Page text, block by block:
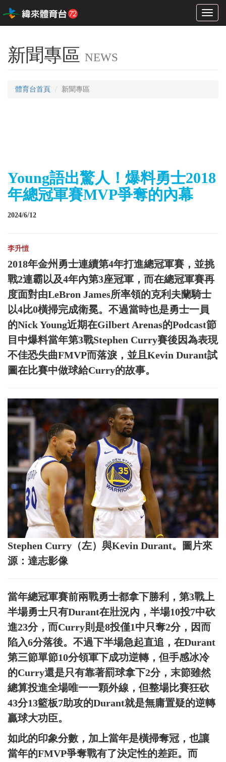
Toggle
新聞專區 NEWS
體育台首頁 新聞專區
Young語出驚人！爆料勇士2018
年總冠軍賽MVP爭奪的內幕
2024/6/12
李升愷
2018年金州勇士連續第4年打進總冠軍賽，並挑
戰2連霸以及4年內第3座冠軍，而在總冠軍賽再
度面對由LeBron James所率領的克利夫蘭騎士
以4比0橫掃完成衛冕。不過當時也是勇士一員
的Nick Young近期在Gilbert Arenas的Podcast節
目中爆料當年第3戰Stephen Curry賽後因為表現
不佳恐失曲FMVP而落淚，並且Kevin Durant試
圖在比賽中做球給Curry的故事。
Stephen Curry（左）與Kevin Durant。圖片來
源：達志影像
當年總冠軍賽前兩戰勇士都拿下勝利，第3戰上
半場勇士只有Durant在壯況內，半場10投7中砍
進23分，而Curry則是8投僅1中只奪2分，因而
陷入6分落後。不過下半場急起直追，在Durant
第三節單節10分領軍下成功逆轉，但手感冰冷
的Curry還是只有靠著罰球拿下2分，末節雖然
總算投進全場唯一一顆外線，但整場比賽狂砍
43分13籃板7助攻的Durant就是無庸置疑的逆轉
贏球大功臣。
如此的印象分數，加上當年是橫掃奪冠，也讓
當年的FMVP爭奪戰有了決定性的差距。而